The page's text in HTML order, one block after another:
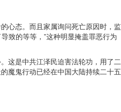
心态。而且家属询问死亡原因时，监
致的等等，”这种明显掩盖罪恶行为
这是中共江泽民迫害法轮功，用了二
魔鬼行动已经在中国大陆持续二十五